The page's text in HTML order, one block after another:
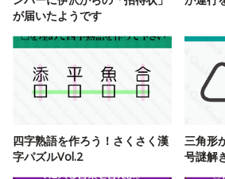
が届いたようです
四字熟語を作ろう！さくさく漢
字パズルVol.2
三角形
号謎解